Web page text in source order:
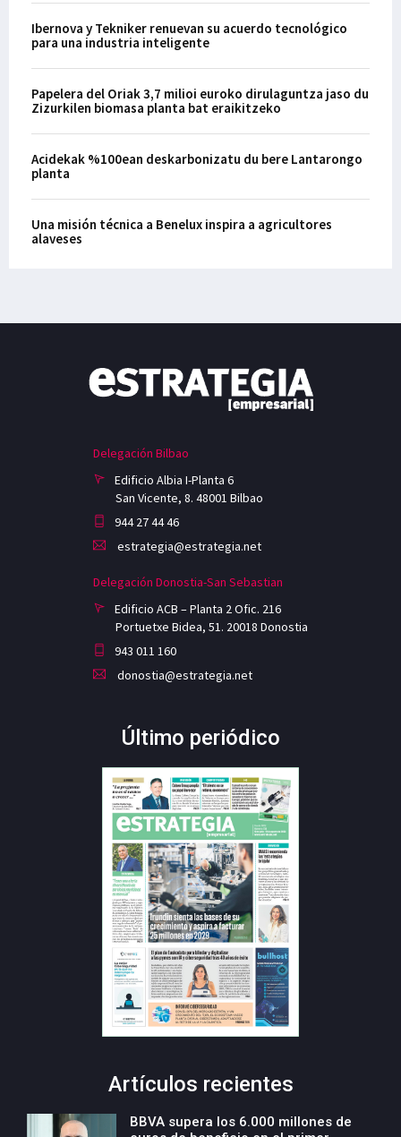
Ibernova y Tekniker renuevan su acuerdo tecnológico
para una industria inteligente
Papelera del Oriak 3,7 milioi euroko dirulaguntza jaso du
Zizurkilen biomasa planta bat eraikitzeko
Acidekak %100ean deskarbonizatu du bere Lantarongo
planta
Una misión técnica a Benelux inspira a agricultores
alaveses
Delegación Bilbao
Edificio Albia I-Planta 6
San Vicente, 8. 48001 Bilbao
944 27 44 46
estrategia@estrategia.net
Delegación Donostia-San Sebastian
Edificio ACB – Planta 2 Ofic. 216
Portuetxe Bidea, 51. 20018 Donostia
943 011 160
donostia@estrategia.net
Último periódico
Artículos recientes
BBVA supera los 6.000 millones de